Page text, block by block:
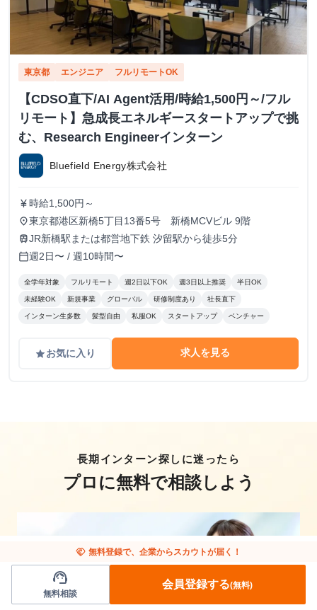
東京都 エンジニア フルリモートOK
【CDSO直下/AI Agent活用/時給1,500円～/フル
リモート】急成長エネルギースタートアップで挑
む、Research Engineerインターン
Bluefield Energy株式会社
currency_yen 時給1,500円～
place東京都港区新橋5丁目13番5号 新橋MCVビル 9階
trainJR新橋駅または都営地下鉄 汐留駅から徒歩5分
calendar_today週2日〜 / 週10時間〜
全学年対象 フルリモート 週2日以下OK 週3日以上推奨 半日OK
未経験OK 新規事業 グローバル 研修制度あり 社長直下
インターン生多数 髪型自由 私服OK スタートアップ ベンチャー
gradeお気に入り 求人を見る
長期インターン探しに迷ったら
プロに無料で相談しよう
handshake 無料登録で、企業からスカウトが届く！
support_agent
無料相談
会員登録する(無料)